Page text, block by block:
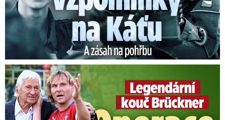
Legendární kouč Brückner: Operace jícnu! Jak je na tom?